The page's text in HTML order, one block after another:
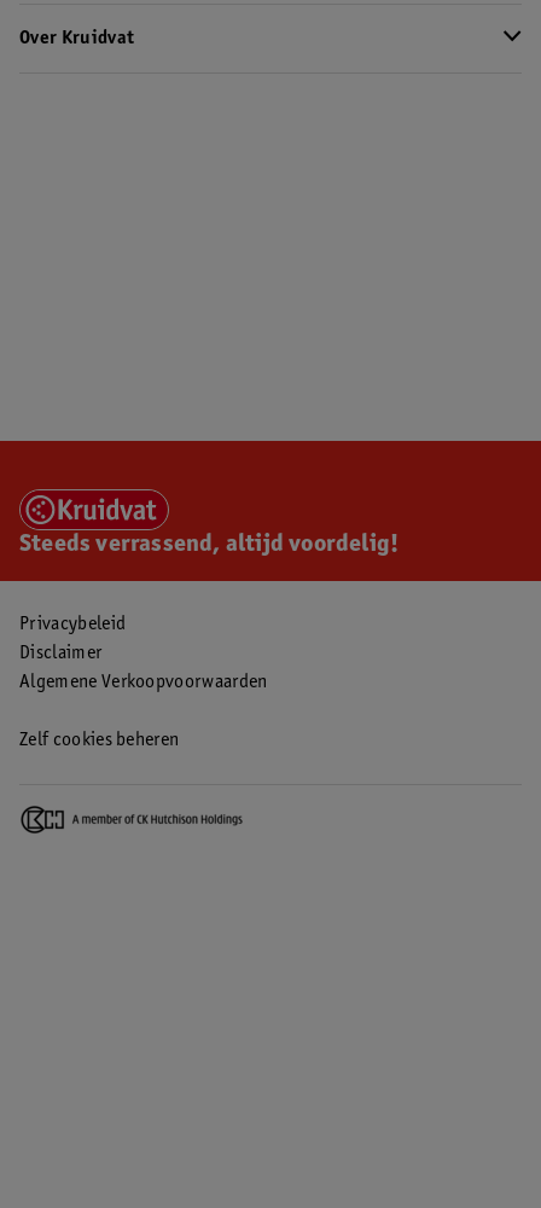
Over Kruidvat
Steeds verrassend, altijd voordelig!
Privacybeleid
Disclaimer
Algemene Verkoopvoorwaarden
Zelf cookies beheren